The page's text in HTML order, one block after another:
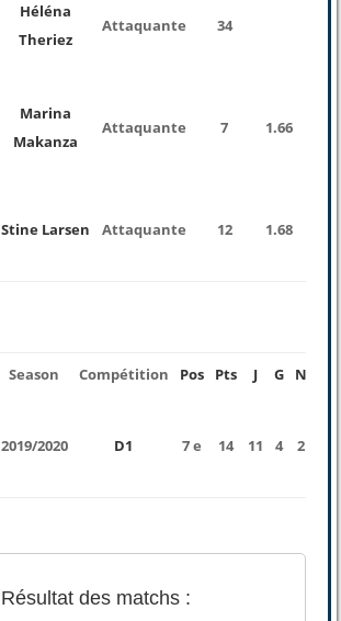
Héléna
Theriez
Attaquante 34
Marina
Makanza
Attaquante 7 1.66
Stine Larsen Attaquante 12 1.68
Season
Compétition Pos Pts J G N
2019/2020 D1 7 e 14 11 4 2
Résultat des matchs :